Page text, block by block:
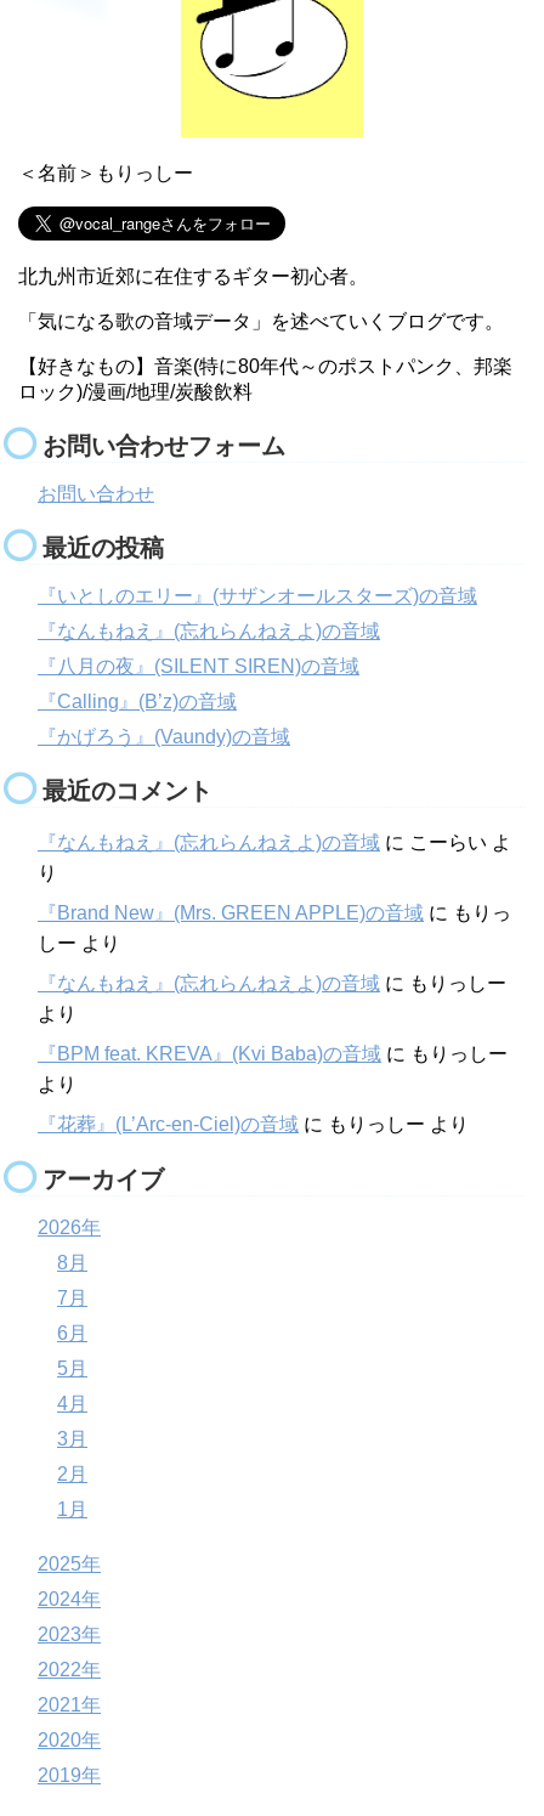
＜名前＞もりっしー
北九州市近郊に在住するギター初心者。
「気になる歌の音域データ」を述べていくブログです。
【好きなもの】音楽(特に80年代～のポストパンク、邦楽
ロック)/漫画/地理/炭酸飲料
お問い合わせフォーム
お問い合わせ
最近の投稿
『いとしのエリー』(サザンオールスターズ)の音域
『なんもねえ』(忘れらんねえよ)の音域
『八月の夜』(SILENT SIREN)の音域
『Calling』(B’z)の音域
『かげろう』(Vaundy)の音域
最近のコメント
『なんもねえ』(忘れらんねえよ)の音域 に こーらい よ
り
『Brand New』(Mrs. GREEN APPLE)の音域 に もりっ
しー より
『なんもねえ』(忘れらんねえよ)の音域 に もりっしー
より
『BPM feat. KREVA』(Kvi Baba)の音域 に もりっしー
より
『花葬』(L’Arc-en-Ciel)の音域 に もりっしー より
アーカイブ
2026年
8月
7月
6月
5月
4月
3月
2月
1月
2025年
2024年
2023年
2022年
2021年
2020年
2019年